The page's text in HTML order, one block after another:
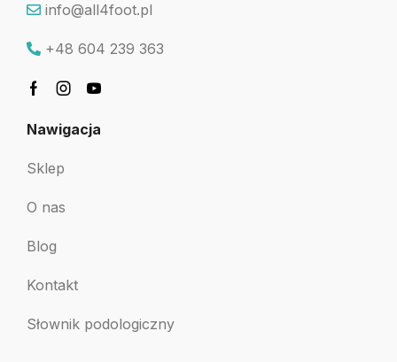
info@all4foot.pl
+48 604 239 363
Nawigacja
Sklep
O nas
Blog
Kontakt
Słownik podologiczny